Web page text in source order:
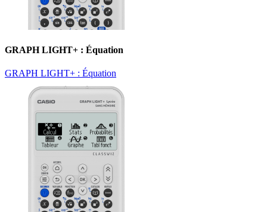
GRAPH LIGHT+ : Équation
GRAPH LIGHT+ : Équation